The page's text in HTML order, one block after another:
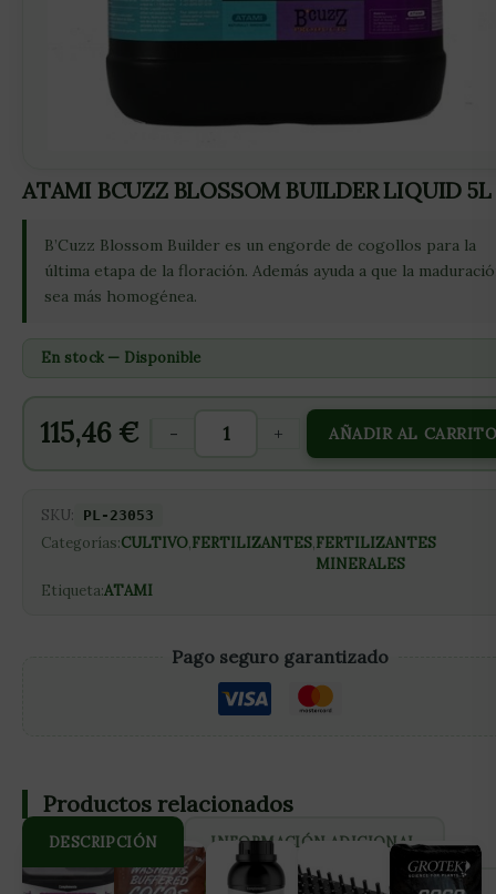
ATAMI BCUZZ BLOSSOM BUILDER LIQUID 5L
B’Cuzz Blossom Builder es un engorde de cogollos para la
última etapa de la floración. Además ayuda a que la
sea más homogénea.
En stock — Disponible
115,46 € - + AÑADIR AL
SKU: PL-23053
Categorías:CULTIVO,FERTILIZANTES,FERTILIZANTES
MINERALES
Etiqueta:ATAMI
Pago seguro garantizado
DESCRIPCIÓN INFORMACIÓN ADICIONAL
Productos relacionados